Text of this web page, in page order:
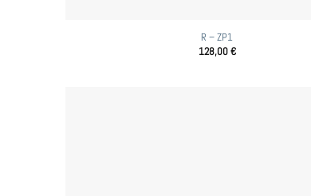
R – ZP1
128,00€